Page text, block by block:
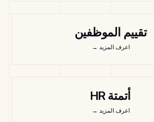
تقييم الموظفين
اعرف المزيد →
أتمتة HR
اعرف المزيد →